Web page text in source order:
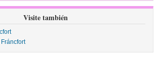
Visite también